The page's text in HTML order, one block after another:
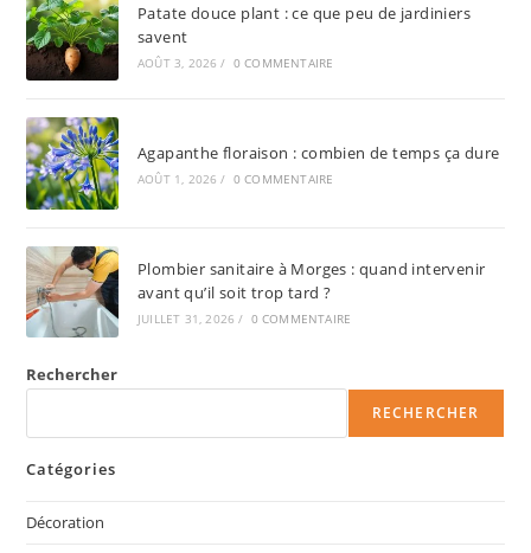
Patate douce plant : ce que peu de jardiniers
savent
AOÛT 3, 2026 / 0 COMMENTAIRE
Agapanthe floraison : combien de temps ça dure
AOÛT 1, 2026 / 0 COMMENTAIRE
Plombier sanitaire à Morges : quand intervenir
avant qu’il soit trop tard ?
JUILLET 31, 2026 / 0 COMMENTAIRE
Rechercher
RECHERCHER
Catégories
Décoration